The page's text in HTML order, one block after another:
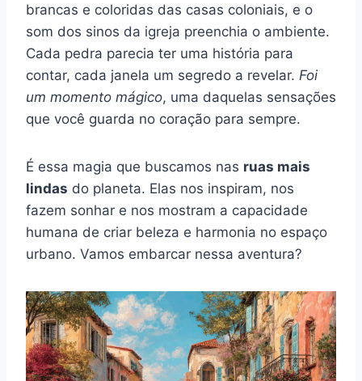
brancas e coloridas das casas coloniais, e o
som dos sinos da igreja preenchia o ambiente.
Cada pedra parecia ter uma história para
contar, cada janela um segredo a revelar. Foi
um momento mágico, uma daquelas sensações
que você guarda no coração para sempre.
É essa magia que buscamos nas ruas mais
lindas do planeta. Elas nos inspiram, nos
fazem sonhar e nos mostram a capacidade
humana de criar beleza e harmonia no espaço
urbano. Vamos embarcar nessa aventura?